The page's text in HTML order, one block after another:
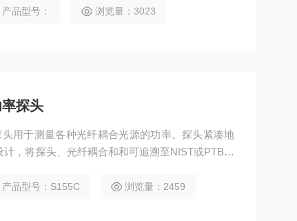
产品型号： 浏览量：3023
探头
用于测量各种光纤耦合光源的功率。探头紧凑地
，将探头、光纤耦合和和可追溯至NIST或PTB的
产品型号：S155C 浏览量：2459